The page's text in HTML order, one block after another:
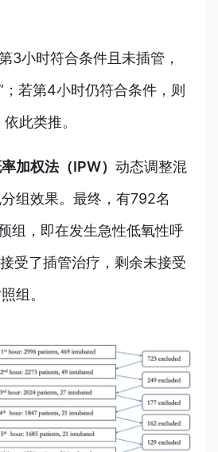
3小时符合条件且未插管，
；若第4小时仍符合条件，则
此类推。
加权法（IPW） 动态调整混
组效果。最终，有792名
组，即在发生急性低氧性呼
受了插管治疗，剩余未接受
组。